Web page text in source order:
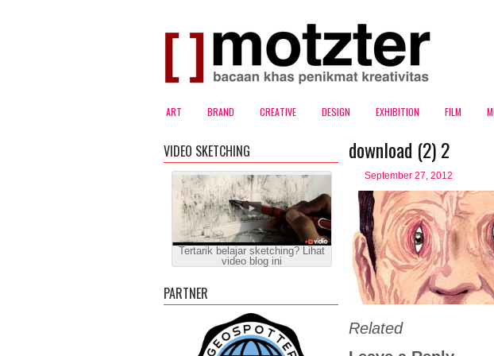
ART BRAND CREATIVE DESIGN EXHIBITION FILM
download (2) 2
September 27, 2012
Related
VIDEO SKETCHING
Tertarik belajar sketching? Lihat
video blog ini
PARTNER